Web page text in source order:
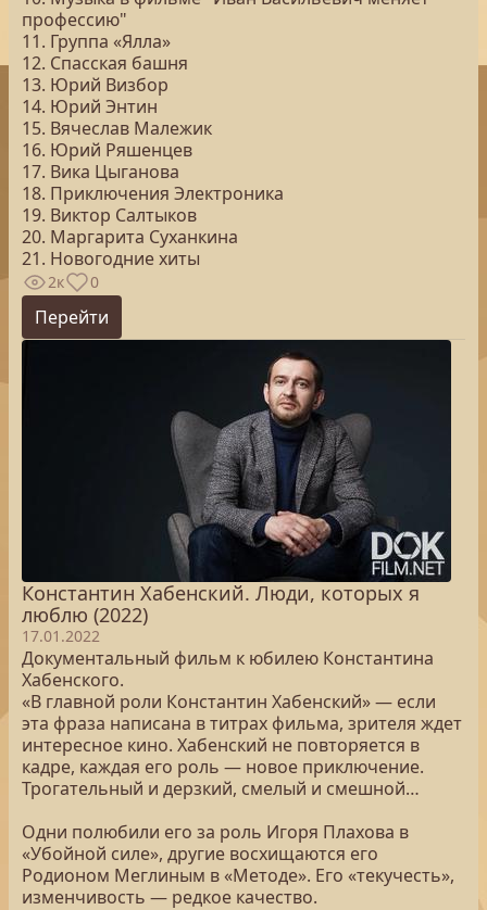
профессию"
11. Группа «Ялла»
12. Спасская башня
13. Юрий Визбор
14. Юрий Энтин
15. Вячеслав Малежик
16. Юрий Ряшенцев
17. Вика Цыганова
18. Приключения Электроника
19. Виктор Салтыков
20. Маргарита Суханкина
21. Новогодние хиты
2к 0
Перейти
Константин Хабенский. Люди, которых я
люблю (2022)
17.01.2022
Документальный фильм к юбилею Константина
Хабенского.
«В главной роли Константин Хабенский» — если
эта фраза написана в титрах фильма, зрителя ждет
интересное кино. Хабенский не повторяется в
кадре, каждая его роль — новое приключение.
Трогательный и дерзкий, смелый и смешной…
Одни полюбили его за роль Игоря Плахова в
«Убойной силе», другие восхищаются его
Родионом Меглиным в «Методе». Его «текучесть»,
изменчивость — редкое качество.